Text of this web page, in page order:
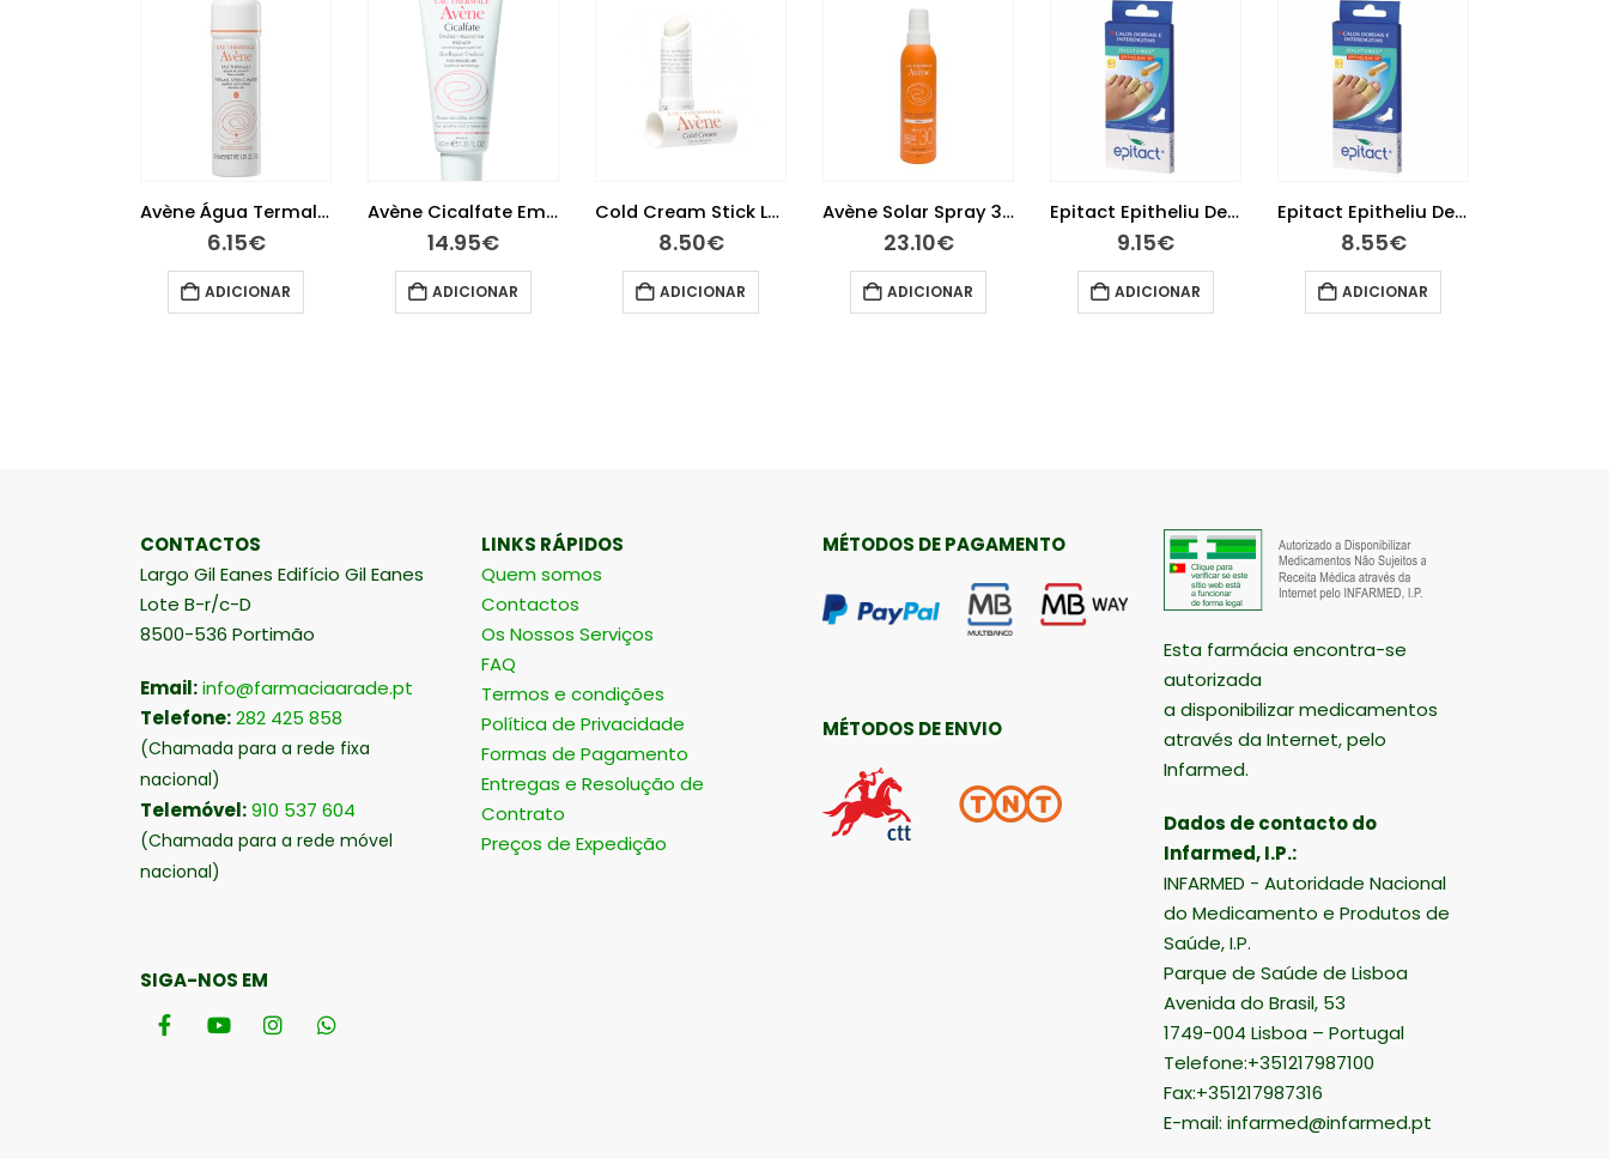
Avène Água Termal 50ml
6.15€
ADICIONAR
Avène Cicalfate Emulsão 40 ml
14.95€
ADICIONAR
Cold Cream Stick Lábios Nutrição 4 gramas
8.50€
ADICIONAR
Avène Solar Spray 30+ 200 ml
23.10€
ADICIONAR
Epitact Epitheliu Dedeira Tm
9.15€
ADICIONAR
Epitact Epitheliu Dedeira Ts
8.55€
ADICIONAR
CONTACTOS
Largo Gil Eanes Edifício Gil Eanes
Lote B-r/c-D
8500-536 Portimão
Email:info@farmaciaarade.pt
Telefone:282 425 858
(Chamada para a rede fixa
nacional)
Telemóvel:910 537 604
(Chamada para a rede móvel
nacional)
SIGA-NOS EM
LINKS RÁPIDOS
Quem somos
Contactos
Os Nossos Serviços
FAQ
Termos e condições
Política de Privacidade
Formas de Pagamento
Entregas e Resolução de
Contrato
Preços de Expedição
MÉTODOS DE PAGAMENTO
MÉTODOS DE ENVIO
Esta farmácia encontra-se
autorizada
a disponibilizar medicamentos
através da Internet, pelo
Infarmed.
Dados de contacto do
Infarmed, I.P.:
INFARMED - Autoridade Nacional
do Medicamento e Produtos de
Saúde, I.P.
Parque de Saúde de Lisboa
Avenida do Brasil, 53
1749-004 Lisboa – Portugal
Telefone:+351217987100
Fax:+351217987316
E-mail: infarmed@infarmed.pt